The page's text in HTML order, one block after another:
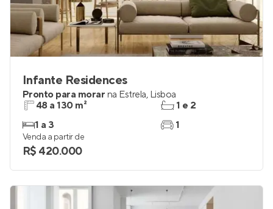
Infante Residences
Pronto para morar na Estrela, Lisboa
48 a 130 m²
1 a 3
1 e 2
1
Venda a partir de
R$ 420.000